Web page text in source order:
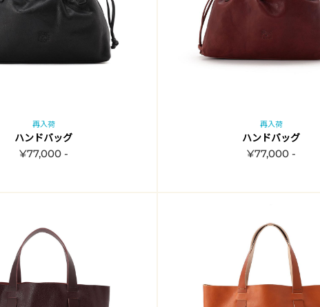
再入荷
ハンドバッグ
¥77,000 -
再入荷
ハンドバッグ
¥77,000 -